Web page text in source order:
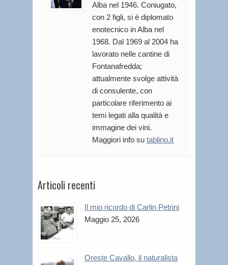
Alba nel 1946. Coniugato,
con 2 figli, si è diplomato
enotecnico in Alba nel
1968. Dal 1969 al 2004 ha
lavorato nelle cantine di
Fontanafredda;
attualmente svolge attività
di consulente, con
particolare riferimento ai
temi legati alla qualità e
immagine dei vini.
Maggiori info su tablino.it
Articoli recenti
Il mio ricordo di Carlin Petrini
Maggio 25, 2026
Oreste Cavallo, il naturalista